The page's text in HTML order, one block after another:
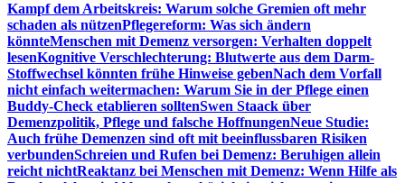
Kampf dem Arbeitskreis: Warum solche Gremien oft mehr
schaden als nützenPflegereform: Was sich ändern
könnteMenschen mit Demenz versorgen: Verhalten doppelt
lesenKognitive Verschlechterung: Blutwerte aus dem Darm-
Stoffwechsel könnten frühe Hinweise gebenNach dem Vorfall
nicht einfach weitermachen: Warum Sie in der Pflege einen
Buddy-Check etablieren solltenSwen Staack über
Demenzpolitik, Pflege und falsche HoffnungenNeue Studie:
Auch frühe Demenzen sind oft mit beeinflussbaren Risiken
verbundenSchreien und Rufen bei Demenz: Beruhigen allein
reicht nichtReaktanz bei Menschen mit Demenz: Wenn Hilfe als